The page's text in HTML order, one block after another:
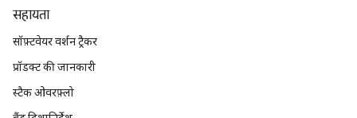
सहायता
सॉफ़्टवेयर वर्शन ट्रैकर
प्रॉडक्ट की जानकारी
स्टैक ओवरफ़्लो